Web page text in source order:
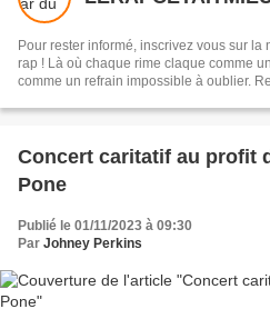
Pour rester informé, inscrivez vous sur la
rap ! Là où chaque rime claque comme
comme un refrain impossible à oublier.
albums, mixtapes et rappeurs. contact@lerapcetaitmieuxavant.fr -
Concert caritatif au profit
Pone
Publié le 01/11/2023 à 09:30
Par Johney Perkins